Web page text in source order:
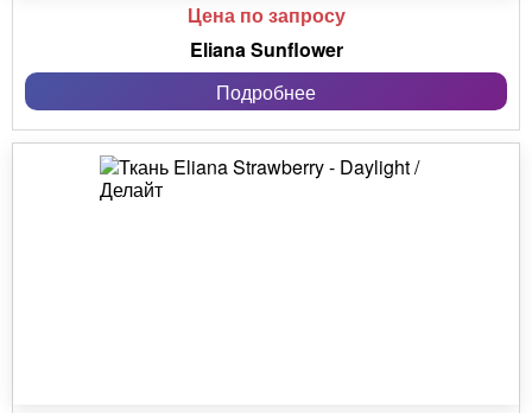
Цена по запросу
Eliana Sunflower
Подробнее